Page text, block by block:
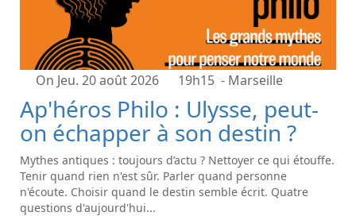
On Jeu. 20 août 2026 19h15 - Marseille
Ap'héros Philo : Ulysse, peut-
on échapper à son destin ?
Mythes antiques : toujours d’actu ? Nettoyer ce qui étouffe.
Tenir quand rien n'est sûr. Parler quand personne
n'écoute. Choisir quand le destin semble écrit. Quatre
questions d'aujourd'hui...